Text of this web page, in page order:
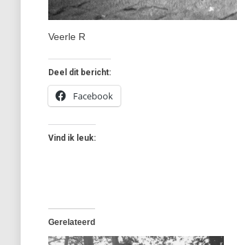
Veerle R
Deel dit bericht:
Facebook
Vind ik leuk:
Gerelateerd